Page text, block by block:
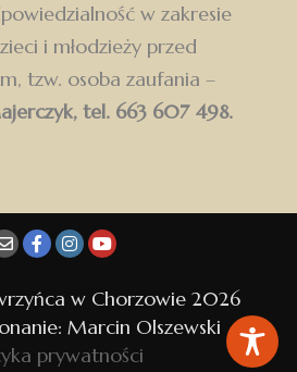
skrzynkę.
w zakresie
i młodzieży przed
tzw. osoba zaufania –
tel. 663 607 498.
w Chorzowie 2026
Marcin Olszewski
prywatności